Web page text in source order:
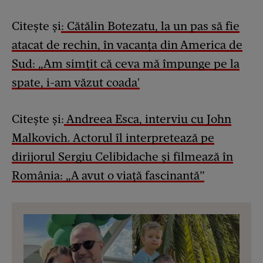
Citește și: Cătălin Botezatu, la un pas să fie
atacat de rechin, în vacanța din America de
Sud: „Am simțit că ceva mă împunge pe la
spate, i-am văzut coada'
Citește și: Andreea Esca, interviu cu John
Malkovich. Actorul îl interpretează pe
dirijorul Sergiu Celibidache și filmează în
România: „A avut o viaţă fascinantă”